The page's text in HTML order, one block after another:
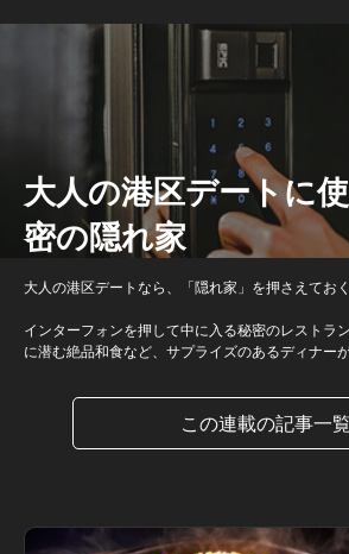
大人の港区デートに
密の隠れ家
大人の港区デートなら、「隠れ家」を押さえてお
インターフォンを押して中に入る秘密のレストラ
に潜む絶品和食など、サプライズのあるディナー
この連載の記事一覧